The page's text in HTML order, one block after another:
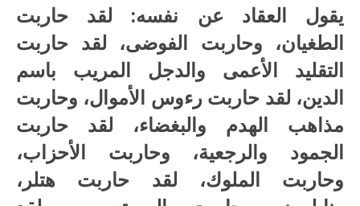
يقول العقاد عن نفسه: لقد حاربت
الطغيان، وحاربت الفوضى، لقد حاربت
التقليد الأعمى والدجل المريب باسم
الدين، لقد حاربت رءوس الأموال، وحاربت
مذاهب الهدم والبغضاء، لقد حاربت
الجمود والرجعية، وحاربت الأحزاب،
وحاربت الملوك، لقد حاربت هتلر،